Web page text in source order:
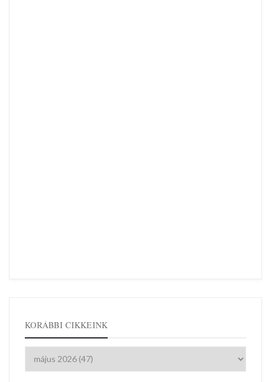
KORÁBBI CIKKEINK